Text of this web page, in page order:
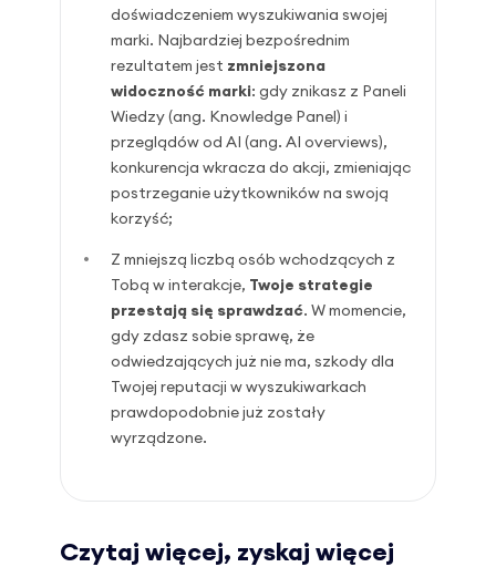
doświadczeniem wyszukiwania swojej
marki. Najbardziej bezpośrednim
rezultatem jest zmniejszona
widoczność marki: gdy znikasz z Paneli
Wiedzy (ang. Knowledge Panel) i
przeglądów od AI (ang. AI overviews),
konkurencja wkracza do akcji, zmieniając
postrzeganie użytkowników na swoją
korzyść;
Z mniejszą liczbą osób wchodzących z
Tobą w interakcje, Twoje strategie
przestają się sprawdzać. W momencie,
gdy zdasz sobie sprawę, że
odwiedzających już nie ma, szkody dla
Twojej reputacji w wyszukiwarkach
prawdopodobnie już zostały
wyrządzone.
Czytaj więcej, zyskaj więcej